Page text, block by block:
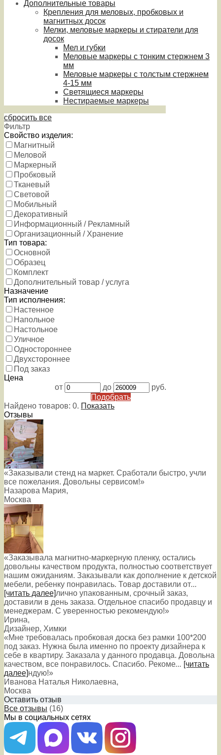
Дополнительные товары
Крепления для меловых, пробковых и
магнитных досок
Мелки, меловые маркеры и стиратели для
досок
Мел и губки
Меловые маркеры с тонким стержнем 3
мм
Меловые маркеры с толстым стержнем
4-15 мм
Светящиеся маркеры
Нестираемые маркеры
сбросить все
Фильтр
Свойство изделия:
Магнитный
Меловой
Маркерный
Пробковый
Тканевый
Световой
Мобильный
Декоративный
Информационный / Рекламный
Организационный / Хранение
Тип товара:
Основной
Образец
Комплект
Дополнительный товар / услуга
Назначение
Тип исполнения:
Настенное
Напольное
Настольное
Уличное
Одностороннее
Двухстороннее
Под заказ
Цена
от
до
руб.
Подобрать
Найдено товаров: 0. Показать
Отзывы
«Заказывали стенд на маркет. Сработали быстро, учли
все пожелания. Довольны сервисом!»
Назарова Мария,
Москва
«Заказывала магнитно-маркерную пленку, остались
довольны качеством продукта, полностью соответствует
нашим ожиданиям. Заказывали как дополнение к детской
мебели, ребенку понравилась. Товар доставили от...
[читать далее]лично упакованным, срочный заказ,
доставили в день заказа. Отдельное спасибо продавцу и
менеджерам. С уверенностью рекомендую!»
Ирина,
Дизайнер, Химки
«Мне требовалась пробковая доска без рамки 100*200
под заказ. Нужна была именно по проекту дизайнера к
себе в квартиру. Заказала у данного продавца. Довольна
качеством, все понравилось. Спасибо. Рекоме... [читать
далее]ндую!»
Иванова Наталья Николаевна,
Москва
Оставить отзыв
Все отзывы (16)
Мы в социальных сетях